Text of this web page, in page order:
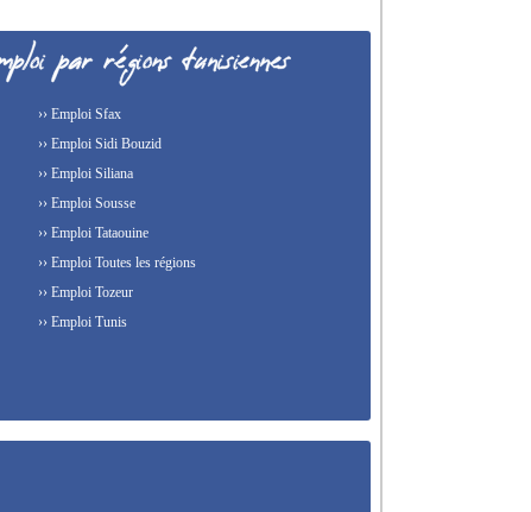
›› Emploi Sfax
›› Emploi Sidi Bouzid
›› Emploi Siliana
›› Emploi Sousse
›› Emploi Tataouine
›› Emploi Toutes les régions
›› Emploi Tozeur
›› Emploi Tunis